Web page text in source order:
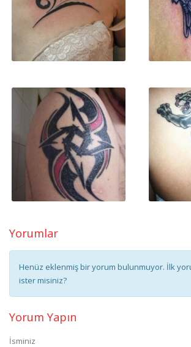
Yorumlar
Henüz eklenmiş bir yorum bulunmuyor. İlk
ister misiniz?
Yorum Yapın
İsminiz